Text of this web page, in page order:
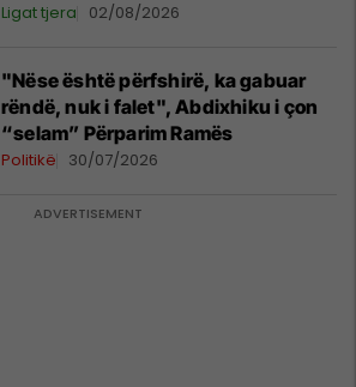
Ligat tjera 02/08/2026
"Nëse është përfshirë, ka gabuar
rëndë, nuk i falet", Abdixhiku i çon
“selam” Përparim Ramës
Politikë 30/07/2026